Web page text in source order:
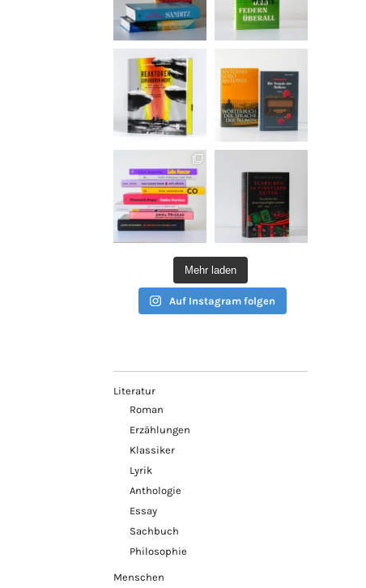
Mehr laden
Auf Instagram folgen
Literatur
Roman
Erzählungen
Klassiker
Lyrik
Anthologie
Essay
Sachbuch
Philosophie
Menschen